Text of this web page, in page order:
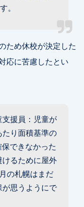
。
ため休校が決定した
応に苦慮したとい
援員：児童が
り面積基準の
できなかった
るために屋外
の札幌はまだ
思うようにで